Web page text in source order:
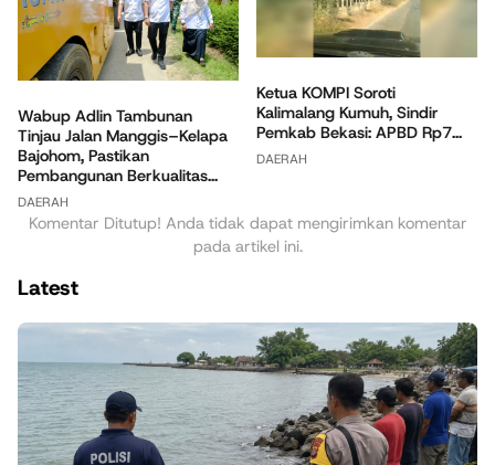
Wabup Adlin Tambunan
Tinjau Jalan Manggis–Kelapa
Bajohom, Pastikan
Pembangunan Berkualitas...
DAERAH
Ketua KOMPI Soroti
Kalimalang Kumuh, Sindir
Pemkab Bekasi: APBD Rp7...
DAERAH
Komentar Ditutup! Anda tidak dapat mengirimkan komentar
pada artikel ini.
Latest